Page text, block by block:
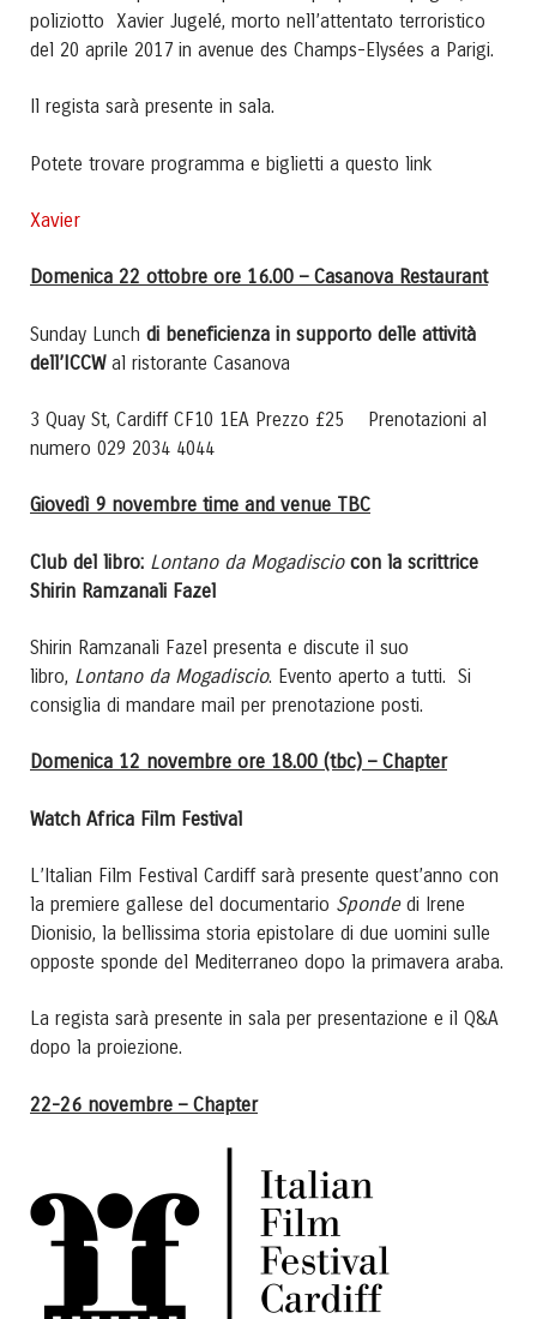
poliziotto Xavier Jugelé, morto nell’attentato terroristico
del 20 aprile 2017 in avenue des Champs-Elysées a Parigi.
Il regista sarà presente in sala.
Potete trovare programma e biglietti a questo link
Xavier
Domenica 22 ottobre ore 16.00 – Casanova Restaurant
Sunday Lunch di beneficienza in supporto delle attività
dell’ICCW al ristorante Casanova
3 Quay St, Cardiff CF10 1EA Prezzo £25 Prenotazioni al
numero 029 2034 4044
Giovedì 9 novembre time and venue TBC
Club del libro: Lontano da Mogadisciocon la scrittrice
Shirin Ramzanali Fazel
Shirin Ramzanali Fazel presenta e discute il suo
libro, Lontano da Mogadiscio. Evento aperto a tutti. Si
consiglia di mandare mail per prenotazione posti.
Domenica 12 novembre ore 18.00 (tbc) – Chapter
Watch Africa Film Festival
L’Italian Film Festival Cardiff sarà presente quest’anno con
la premiere gallese del documentario Spondedi Irene
Dionisio, la bellissima storia epistolare di due uomini sulle
opposte sponde del Mediterraneo dopo la primavera araba.
La regista sarà presente in sala per presentazione e il Q&A
dopo la proiezione.
22-26 novembre – Chapter